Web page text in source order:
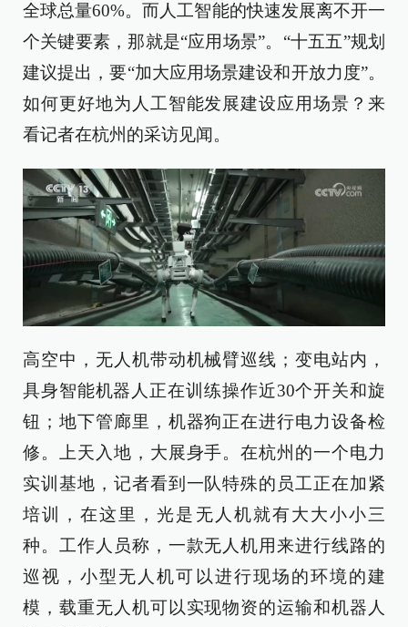
全球总量60%。而人工智能的快速发展离不开一
个关键要素，那就是“应用场景”。“十五五”规划
建议提出，要“加大应用场景建设和开放力度”。
如何更好地为人工智能发展建设应用场景？来
看记者在杭州的采访见闻。
高空中，无人机带动机械臂巡线；变电站内，
具身智能机器人正在训练操作近30个开关和旋
钮；地下管廊里，机器狗正在进行电力设备检
修。上天入地，大展身手。在杭州的一个电力
实训基地，记者看到一队特殊的员工正在加紧
培训，在这里，光是无人机就有大大小小三
种。工作人员称，一款无人机用来进行线路的
巡视，小型无人机可以进行现场的环境的建
模，载重无人机可以实现物资的运输和机器人